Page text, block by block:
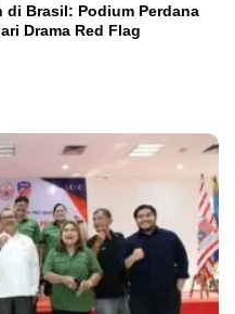
di Brasil: Podium Perdana
Drama Red Flag